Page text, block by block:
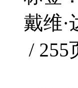
戴维
/ 255